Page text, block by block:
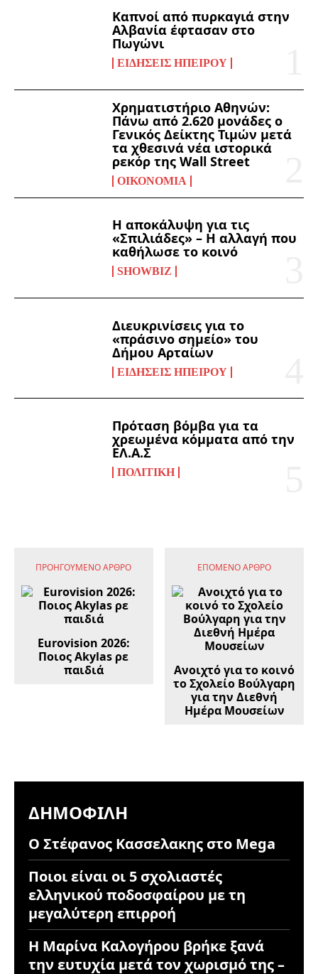
Καπνοί από πυρκαγιά στην
Αλβανία έφτασαν στο
Πωγώνι
ΕΙΔΉΣΕΙΣ ΗΠΕΊΡΟΥ
Χρηματιστήριο Αθηνών:
Πάνω από 2.620 μονάδες ο
Γενικός Δείκτης Τιμών μετά
τα χθεσινά νέα ιστορικά
ρεκόρ της Wall Street
ΟΙΚΟΝΟΜΊΑ
Η αποκάλυψη για τις
«Σπιλιάδες» – Η αλλαγή που
καθήλωσε το κοινό
SHOWBIZ
Διευκρινίσεις για το
«πράσινο σημείο» του
Δήμου Αρταίων
ΕΙΔΉΣΕΙΣ ΗΠΕΊΡΟΥ
Πρόταση βόμβα για τα
χρεωμένα κόμματα από την
ΕΛ.Α.Σ
ΠΟΛΙΤΙΚΉ
ΠΡΟΗΓΟΎΜΕΝΟ ΆΡΘΡΟ
Eurovision 2026:
Ποιος Akylas ρε
παιδιά
ΕΠΌΜΕΝΟ ΆΡΘΡΟ
Ανοιχτό για το κοινό
το Σχολείο Βούλγαρη
για την Διεθνή
Ημέρα Μουσείων
ΔΗΜΟΦΙΛΉ
Ο Στέφανος Κασσελακης στο Mega
Ποιοι είναι οι 5 σχολιαστές
ελληνικού ποδοσφαίρου με τη
μεγαλύτερη επιρροή
Η Μαρίνα Καλογήρου βρήκε ξανά
την ευτυχία μετά τον χωρισμό της –